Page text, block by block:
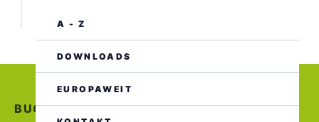
A - Z
DOWNLOADS
EUROPAWEIT
BUCHBERGER PROFILSYSTEME